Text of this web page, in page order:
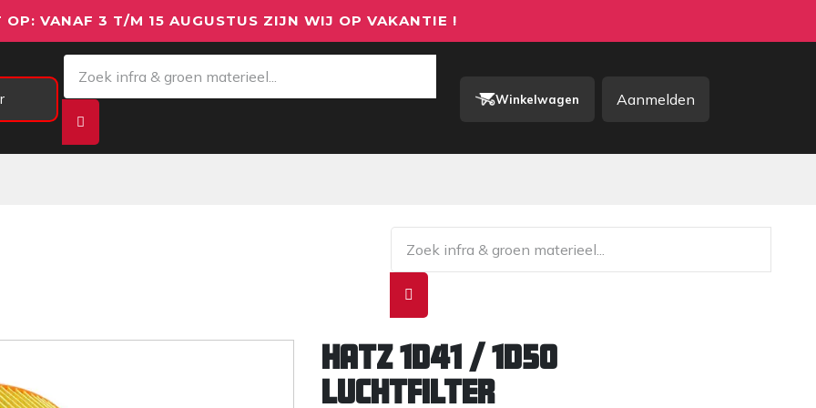
OP: VANAF 3 T/M 15 AUGUSTUS ZIJN WIJ OP VAKANTIE !
Winkelwagen Aanmelden
Hatz 1d41 / 1d50
luchtfilter